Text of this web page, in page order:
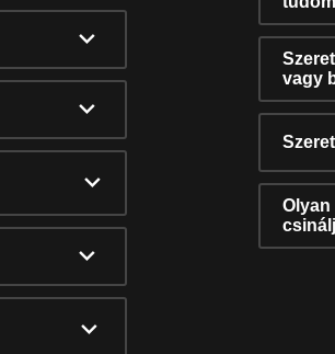
vagy
Olyan